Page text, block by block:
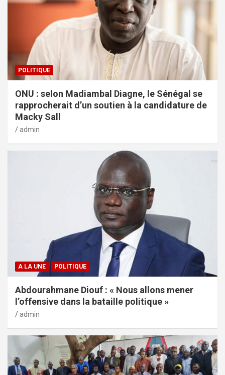
POLITIQUE
ONU : selon Madiambal Diagne, le Sénégal se
rapprocherait d’un soutien à la candidature de
Macky Sall
admin
A LA UNE POLITIQUE
Abdourahmane Diouf : « Nous allons mener
l’offensive dans la bataille politique »
admin